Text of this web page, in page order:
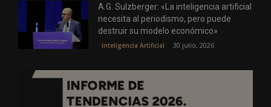
A.G. Sulzberger: «La inteligencia artificial
necesita al periodismo, pero puede
destruir su modelo económico»
Inteligencia Artificial 30 julio, 2026